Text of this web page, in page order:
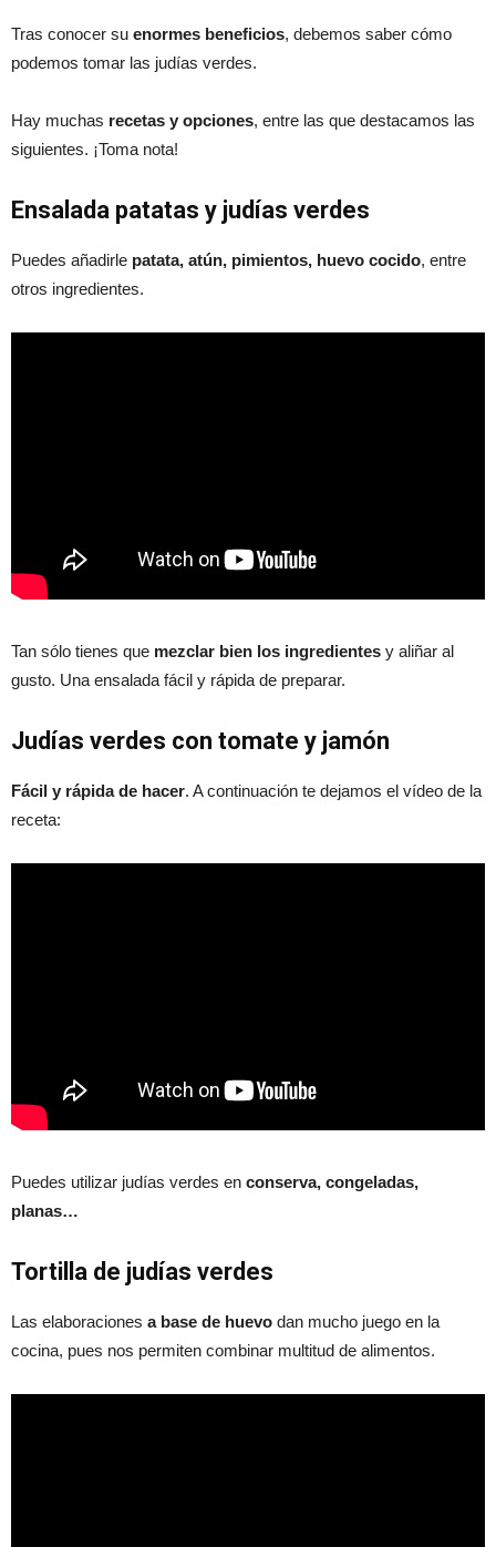
Tras conocer su enormes beneficios, debemos saber cómo
podemos tomar las judías verdes.
Hay muchas recetas y opciones, entre las que destacamos las
siguientes. ¡Toma nota!
Ensalada patatas y judías verdes
Puedes añadirle patata, atún, pimientos, huevo cocido, entre
otros ingredientes.
Tan sólo tienes que mezclar bien los ingredientes y aliñar al
gusto. Una ensalada fácil y rápida de preparar.
Judías verdes con tomate y jamón
Fácil y rápida de hacer. A continuación te dejamos el vídeo de la
receta:
Puedes utilizar judías verdes en conserva, congeladas,
planas…
Tortilla de judías verdes
Las elaboraciones a base de huevo dan mucho juego en la
cocina, pues nos permiten combinar multitud de alimentos.